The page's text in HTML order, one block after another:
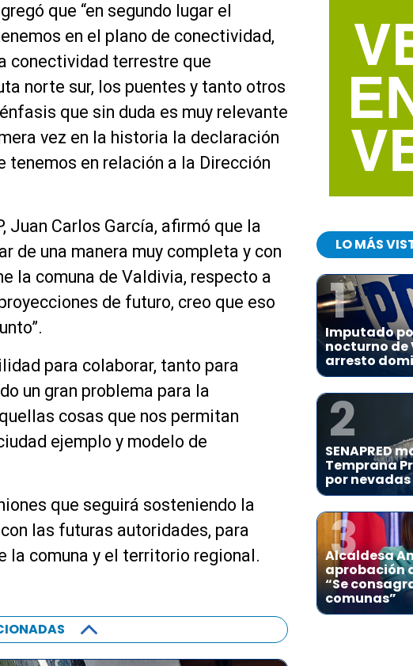
que “en segundo lugar el
en el plano de conectividad,
conectividad terrestre que
norte sur, los puentes y tanto otros
que sin duda es muy relevante
vez en la historia la declaración
en relación a la Dirección
Juan Carlos García, afirmó que la
de una manera muy completa y con
la comuna de Valdivia, respecto a
de futuro, creo que eso
para colaborar, tanto para
un gran problema para la
cosas que nos permitan
ejemplo y modelo de
que seguirá sosteniendo la
las futuras autoridades, para
la comuna y el territorio regional.
LO MÁS
1
Imputado
nocturno de
arresto
2
SENAPRED
Temprana
por
3
Alcaldesa
aprobación
“Se
comunas”